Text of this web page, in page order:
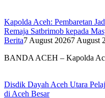
Kapolda Aceh: Pembaretan
Remaja Satbrimob kepada
Berita7 August 20267 August
BANDA ACEH – Kapolda
Disdik Dayah Aceh Utara
di Aceh Besar